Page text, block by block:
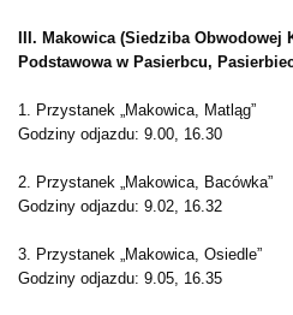
III. Makowica (Siedziba Obwodowej
Podstawowa w Pasierbcu,
1. Przystanek „Makowica, Matląg”
Godziny odjazdu: 9.00, 16.30
2. Przystanek „Makowica, Bacówka”
Godziny odjazdu: 9.02, 16.32
3. Przystanek „Makowica, Osiedle”
Godziny odjazdu: 9.05, 16.35